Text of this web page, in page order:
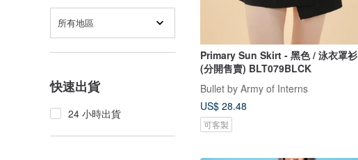
所有地區
快速出貨
24 小時出貨
Primary Sun Skirt - 黑色 / 泳衣罩衫
(分開售賣) BLT079BLCK
Bullet by Army of Interns
US$ 28.48
可客製